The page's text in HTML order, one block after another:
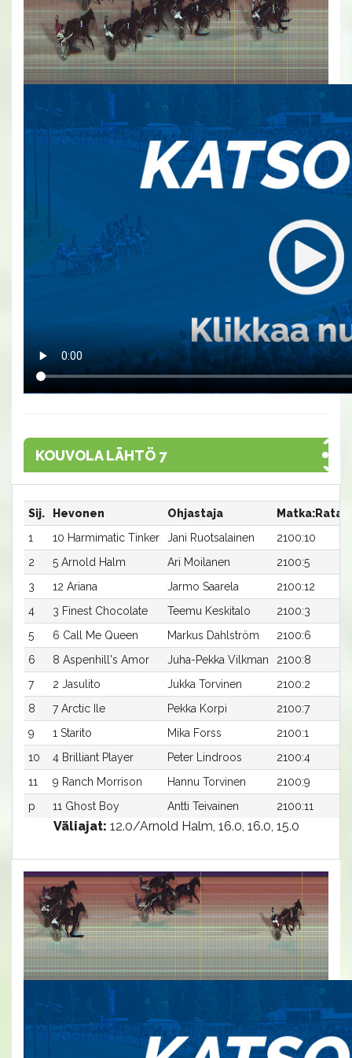
KOUVOLA LÄHTÖ 7
Sij. Hevonen Ohjastaja Matka:Rata
1
10 Harmimatic Tinker Jani Ruotsalainen 2100:10
2
5 Arnold Halm Ari Moilanen 2100:5
3
12 Ariana Jarmo Saarela 2100:12
4
3 Finest Chocolate Teemu Keskitalo 2100:3
5
6 Call Me Queen Markus Dahlström 2100:6
6
8 Aspenhill's Amor Juha-Pekka Vilkman 2100:8
7
2 Jasulito Jukka Torvinen 2100:2
8
7 Arctic Ile Pekka Korpi 2100:7
9
1 Starito Mika Forss 2100:1
10
4 Brilliant Player Peter Lindroos 2100:4
11
9 Ranch Morrison Hannu Torvinen 2100:9
p
11 Ghost Boy Antti Teivainen 2100:11
Väliajat: 12.0/Arnold Halm, 16.0, 16.0, 15.0